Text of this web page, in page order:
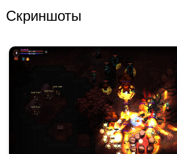
Скриншоты